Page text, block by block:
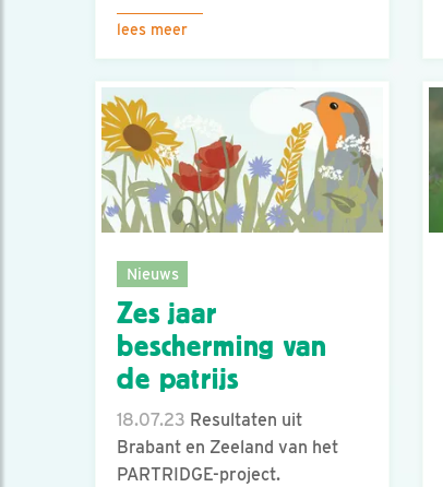
lees meer
Nieuws
Zes jaar
bescherming van
de patrijs
18.07.23 Resultaten uit
Brabant en Zeeland van het
PARTRIDGE-project.